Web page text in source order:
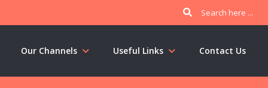
Our Channels Useful Links Contact Us